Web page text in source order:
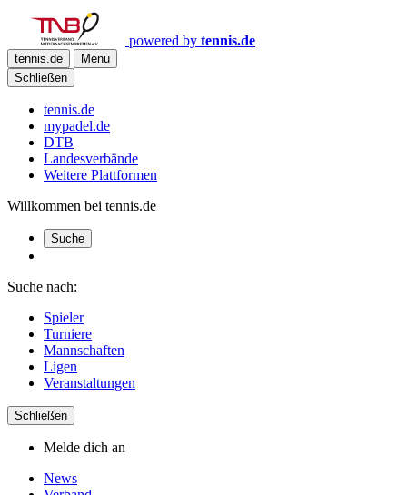
powered by tennis.de
tennis.de
Menu
Schließen
tennis.de
mypadel.de
DTB
Landesverbände
Weitere Plattformen
Willkommen bei tennis.de
Suche
Suche nach:
Spieler
Turniere
Mannschaften
Ligen
Veranstaltungen
Schließen
Melde dich an
News